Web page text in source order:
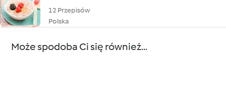
12 Przepisów
Polska
Może spodoba Ci się również...